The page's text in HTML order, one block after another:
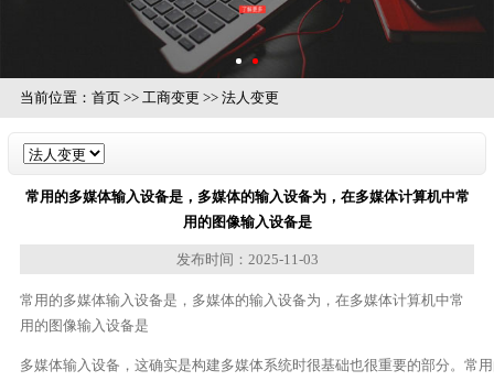
当前位置： 首页>> 工商变更 >> 法人变更
常用的多媒体输入设备是，多媒体的输入设备为，在多媒体计算机中常
用的图像输入设备是
发布时间：2025-11-03
常用的多媒体输入设备是，多媒体的输入设备为，在多媒体计算机中常
用的图像输入设备是
多媒体输入设备，这确实是构建多媒体系统时很基础也很重要的部分。常